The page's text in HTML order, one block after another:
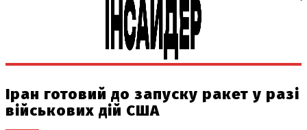
Іран готовий до запуску ракет у разі
військових дій США